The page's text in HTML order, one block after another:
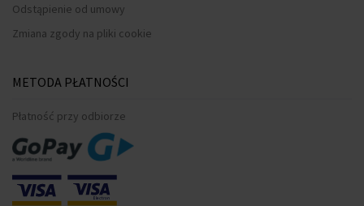
Odstąpienie od umowy
Zmiana zgody na pliki cookie
METODA PŁATNOŚCI
Płatność przy odbiorze